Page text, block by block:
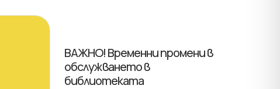
ВАЖНО! Временни промени в
обслужването в
библиотеката